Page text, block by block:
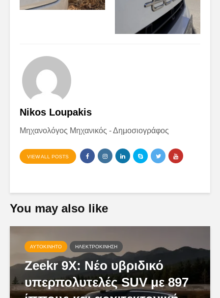
Nikos Loupakis
Μηχανολόγος Μηχανικός - Δημοσιογράφος
VIEW ALL POSTS
You may also like
ΑΥΤΟΚΊΝΗΤΟ ΗΛΕΚΤΡΟΚΊΝΗΣΗ
Zeekr 9X: Νέο υβριδικό
υπερπολυτελές SUV με 897